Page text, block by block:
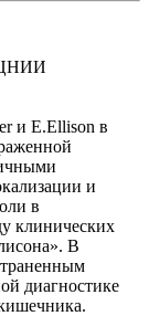
ЦНИИ
и E.Ellison в
и
в
клинических
В
диагностике